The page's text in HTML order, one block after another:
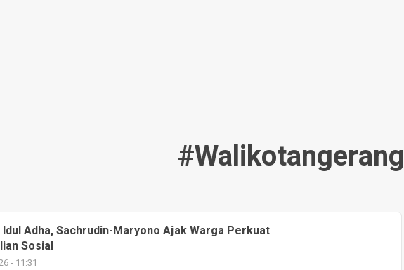
#walikotangerang
Adha, Sachrudin-Maryono Ajak Warga Perkuat
Sosial
- 11:31